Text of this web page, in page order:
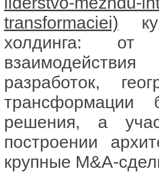
холдинга: от
разработок,
решения, а
построении
крупные M&A-